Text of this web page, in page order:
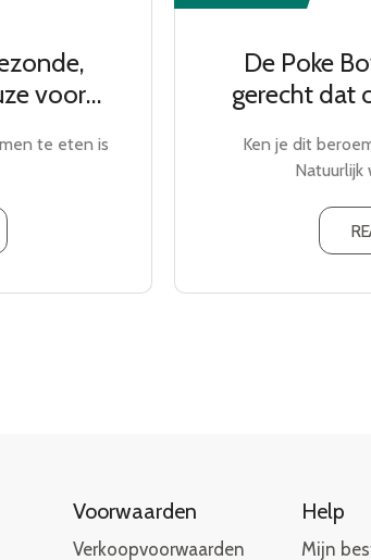
voor
te eten is
De Poke
gerecht dat
Ken je dit
Natuurlijk
Voorwaarden
Verkoopvoorwaarden
Help
Mijn